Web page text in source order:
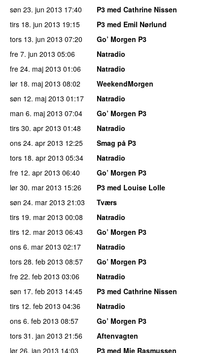
søn 23. jun 2013 17:40
P3 med Cathrine Nissen
tirs 18. jun 2013 19:15
P3 med Emil Nørlund
tors 13. jun 2013 07:20
Go’ Morgen P3
fre 7. jun 2013 05:06
Natradio
fre 24. maj 2013 01:06
Natradio
lør 18. maj 2013 08:02
WeekendMorgen
søn 12. maj 2013 01:17
Natradio
man 6. maj 2013 07:04
Go’ Morgen P3
tirs 30. apr 2013 01:48
Natradio
ons 24. apr 2013 12:25
Smag på P3
tors 18. apr 2013 05:34
Natradio
fre 12. apr 2013 06:40
Go’ Morgen P3
lør 30. mar 2013 15:26
P3 med Louise Lolle
søn 24. mar 2013 21:03
Tværs
tirs 19. mar 2013 00:08
Natradio
tirs 12. mar 2013 06:43
Go’ Morgen P3
ons 6. mar 2013 02:17
Natradio
tors 28. feb 2013 08:57
Go’ Morgen P3
fre 22. feb 2013 03:06
Natradio
søn 17. feb 2013 14:45
P3 med Cathrine Nissen
tirs 12. feb 2013 04:36
Natradio
ons 6. feb 2013 08:57
Go’ Morgen P3
tors 31. jan 2013 21:56
Aftenvagten
lør 26. jan 2013 14:03 P3 med Mie Rasmussen